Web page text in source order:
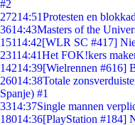
#2
27214:51Protesten en
3614:43Masters of the
15114:42[WLR SC #417]
23114:41Het FOK!kers
14214:39[Wielrennen #616]
26014:38Totale
Spanje) #1
3314:37Single mannen
18014:36[PlayStation #184]